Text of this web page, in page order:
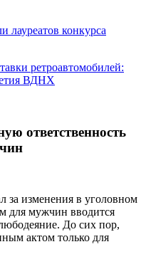
лауреатов конкурса
ретроавтомобилей:
ВДНХ
ответственность
за изменения в уголовном
для мужчин вводится
До сих пор,
актом только для